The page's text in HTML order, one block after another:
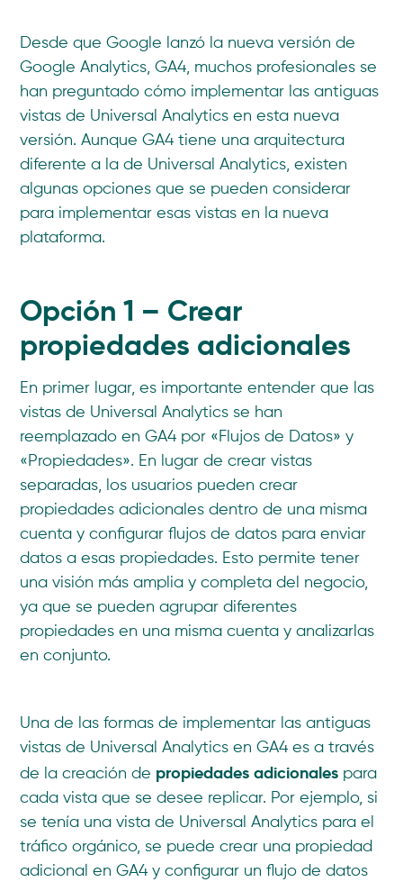
Desde que Google lanzó la nueva versión de
Google Analytics, GA4, muchos profesionales se
han preguntado cómo implementar las antiguas
vistas de Universal Analytics en esta nueva
versión. Aunque GA4 tiene una arquitectura
diferente a la de Universal Analytics, existen
algunas opciones que se pueden considerar
para implementar esas vistas en la nueva
plataforma.
Opción 1 – Crear
propiedades adicionales
En primer lugar, es importante entender que las
vistas de Universal Analytics se han
reemplazado en GA4 por «Flujos de Datos» y
«Propiedades». En lugar de crear vistas
separadas, los usuarios pueden crear
propiedades adicionales dentro de una misma
cuenta y configurar flujos de datos para enviar
datos a esas propiedades. Esto permite tener
una visión más amplia y completa del negocio,
ya que se pueden agrupar diferentes
propiedades en una misma cuenta y analizarlas
en conjunto.
Una de las formas de implementar las antiguas
vistas de Universal Analytics en GA4 es a través
de la creación de propiedades adicionales para
cada vista que se desee replicar. Por ejemplo, si
se tenía una vista de Universal Analytics para el
tráfico orgánico, se puede crear una propiedad
adicional en GA4 y configurar un flujo de datos